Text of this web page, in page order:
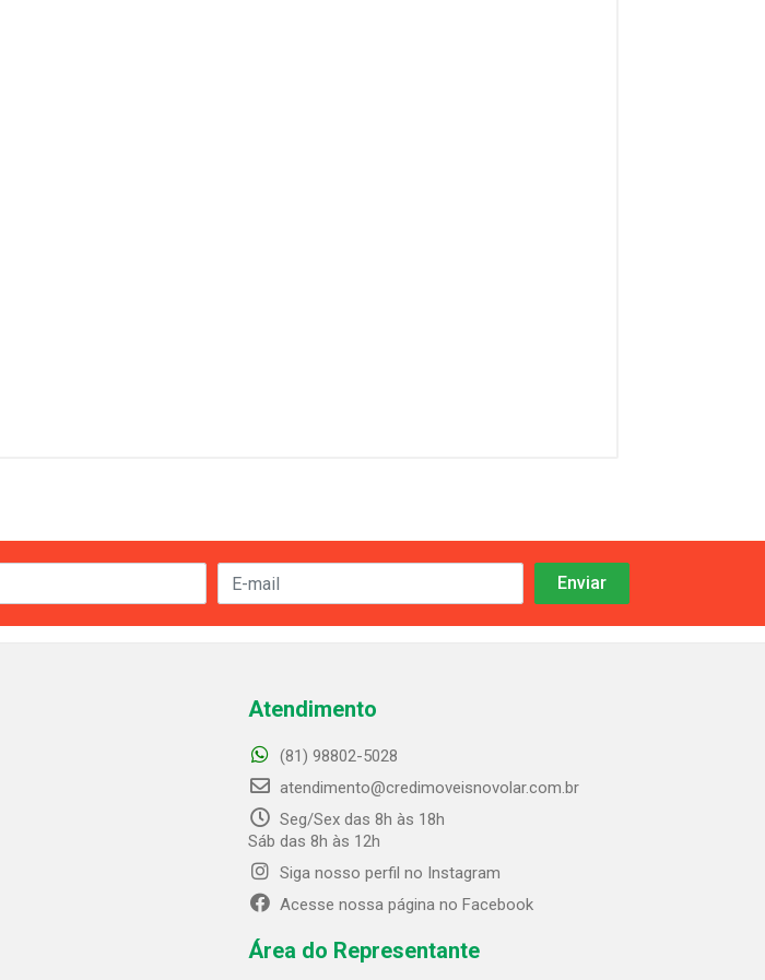
Atendimento
(81) 98802-5028
atendimento@credimoveisnovolar.com.br
Seg/Sex das 8h às 18h
Sáb das 8h às 12h
Siga nosso perfil no Instagram
Acesse nossa página no Facebook
Área do Representante